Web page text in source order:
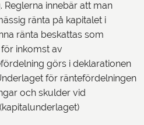
innebär att man
ränta på kapitalet i
ränta beskattas som
inkomst av
görs i deklarationen
för räntefördelningen
och skulder vid